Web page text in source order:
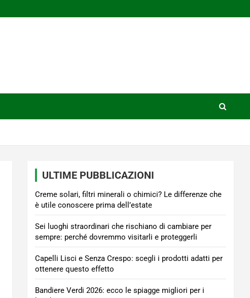
ULTIME PUBBLICAZIONI
Creme solari, filtri minerali o chimici? Le differenze che
è utile conoscere prima dell’estate
Sei luoghi straordinari che rischiano di cambiare per
sempre: perché dovremmo visitarli e proteggerli
Capelli Lisci e Senza Crespo: scegli i prodotti adatti per
ottenere questo effetto
Bandiere Verdi 2026: ecco le spiagge migliori per i